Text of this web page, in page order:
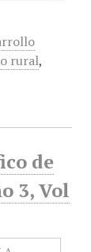
rural,
de
3, Vol